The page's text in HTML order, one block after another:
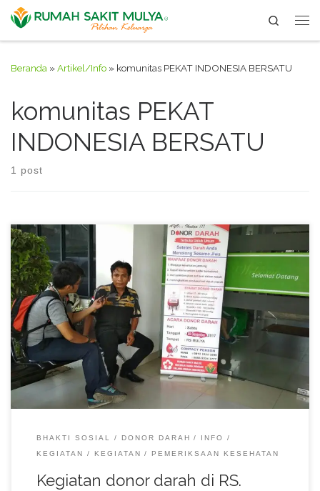
Skip to content
Search
Beranda »Artikel/Info » komunitas PEKAT INDONESIA BERSATU
komunitas PEKAT
INDONESIA BERSATU
1 post
Kegiatan donor darah di RS. Mulya bersama Komunitas PEKAT
INDONESIA BERSATU DPK Pinang pada tanggal 9 Desember
2017.
BHAKTI SOSIAL DONOR DARAH
INFO
KEGIATAN
KEGIATAN PEMERIKSAAN KESEHATAN
Kegiatan donor darah di RS.